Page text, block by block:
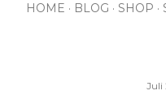
HOME BLOG SHOP
Juli